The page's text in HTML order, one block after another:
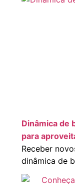
Dinâmica de
para
Receber
dinâmica de